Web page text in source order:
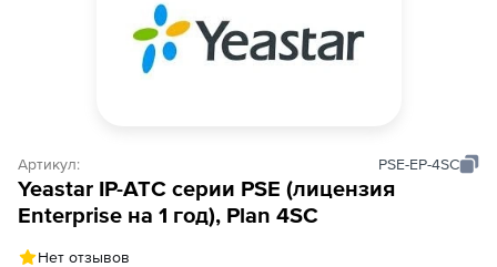
Артикул: PSE-EP-4SC
Yeastar IP-АТС серии PSE (лицензия
Enterprise на 1 год), Plan 4SC
Нет отзывов